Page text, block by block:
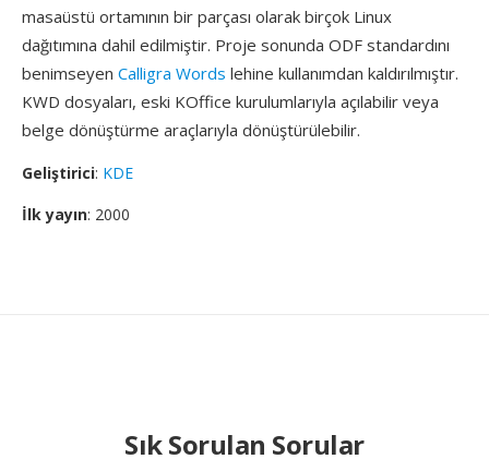
masaüstü ortamının bir parçası olarak birçok Linux
dağıtımına dahil edilmiştir. Proje sonunda ODF standardını
benimseyen Calligra Words lehine kullanımdan kaldırılmıştır.
KWD dosyaları, eski KOffice kurulumlarıyla açılabilir veya
belge dönüştürme araçlarıyla dönüştürülebilir.
Geliştirici: KDE
İlk yayın: 2000
Sık Sorulan Sorular